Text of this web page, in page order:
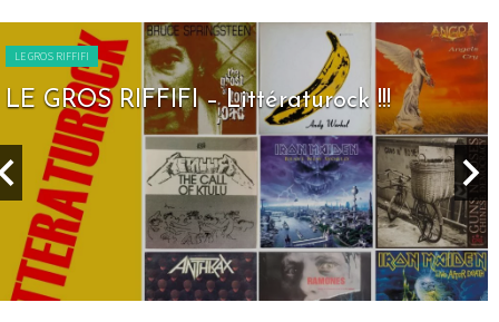
– Littératurock !!!
LE GROS RIFFIFI
LE GROS